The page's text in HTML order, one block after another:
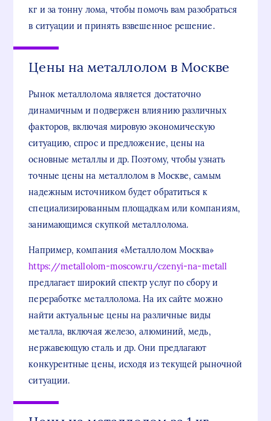
кг и за тонну лома, чтобы помочь вам разобраться
в ситуации и принять взвешенное решение.
Цены на металлолом в Москве
Рынок металлолома является достаточно
динамичным и подвержен влиянию различных
факторов, включая мировую экономическую
ситуацию, спрос и предложение, цены на
основные металлы и др. Поэтому, чтобы узнать
точные цены на металлолом в Москве, самым
надежным источником будет обратиться к
специализированным площадкам или компаниям,
занимающимся скупкой металлолома.
Например, компания «Металлолом Москва»
https://metallolom-moscow.ru/czenyi-na-metall
предлагает широкий спектр услуг по сбору и
переработке металлолома. На их сайте можно
найти актуальные цены на различные виды
металла, включая железо, алюминий, медь,
нержавеющую сталь и др. Они предлагают
конкурентные цены, исходя из текущей рыночной
ситуации.